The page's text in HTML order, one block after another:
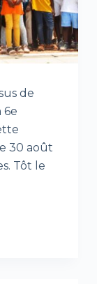
de
6e
30 août
Tôt le